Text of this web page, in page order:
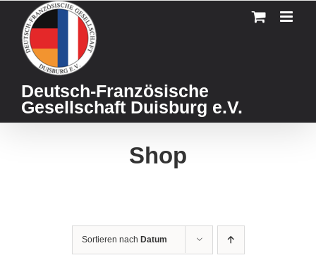
content
Deutsch-Französische
Gesellschaft Duisburg e.V.
Shop
Sortieren nach Datum